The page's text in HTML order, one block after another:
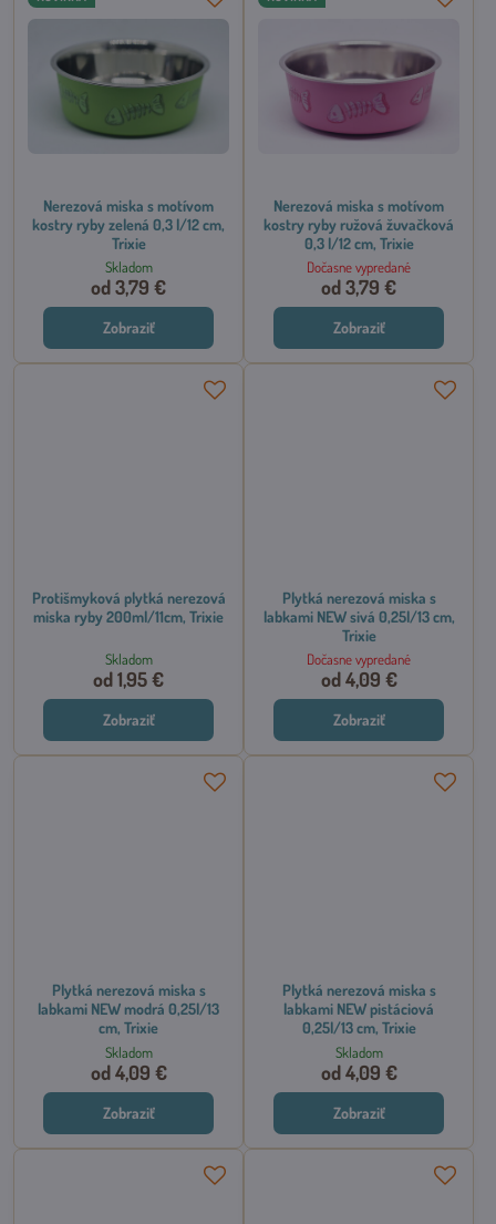
Nerezová miska s motívom
kostry ryby zelená 0,3 l/12 cm,
Trixie
Skladom
od 3,79 €
Zobraziť
Nerezová miska s motívom
kostry ryby ružová žuvačková
0,3 l/12 cm, Trixie
Dočasne vypredané
od 3,79 €
Zobraziť
Protišmyková plytká nerezová
miska ryby 200ml/11cm, Trixie
Skladom
od 1,95 €
Zobraziť
Plytká nerezová miska s
labkami NEW sivá 0,25l/13 cm,
Trixie
Dočasne vypredané
od 4,09 €
Zobraziť
Plytká nerezová miska s
labkami NEW modrá 0,25l/13
cm, Trixie
Skladom
od 4,09 €
Zobraziť
Plytká nerezová miska s
labkami NEW pistáciová
0,25l/13 cm, Trixie
Skladom
od 4,09 €
Zobraziť